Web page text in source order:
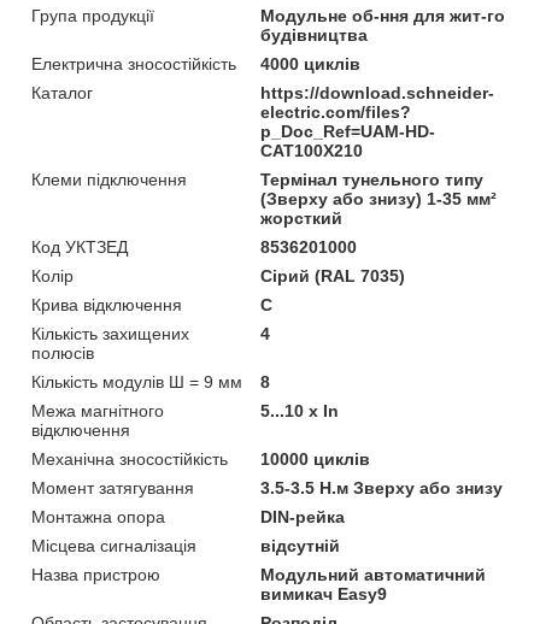
Група продукції
Модульне об-ння для жит-го
будівництва
Електрична зносостійкість
4000 циклів
Каталог
https://download.schneider-
electric.com/files?
p_Doc_Ref=UAM-HD-
CAT100X210
Клеми підключення
Термінал тунельного типу
(Зверху або знизу) 1-35 мм²
жорсткий
Код УКТЗЕД
8536201000
Колір
Сірий (RAL 7035)
Крива відключення
C
Кількість захищених
полюсів
4
Кількість модулів Ш = 9 мм
8
Межа магнітного
відключення
5...10 x In
Механічна зносостійкість
10000 циклів
Момент затягування
3.5-3.5 Н.м Зверху або знизу
Монтажна опора
DIN-рейка
Місцева сигналізація
відсутній
Назва пристрою
Модульний автоматичний
вимикач Easy9